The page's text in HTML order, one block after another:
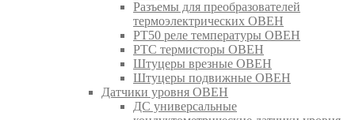
Разъемы для преобразователей
термоэлектрических ОВЕН
РТ50 реле температуры ОВЕН
РТС термисторы ОВЕН
Штуцеры врезные ОВЕН
Штуцеры подвижные ОВЕН
Датчики уровня ОВЕН
ДС универсальные